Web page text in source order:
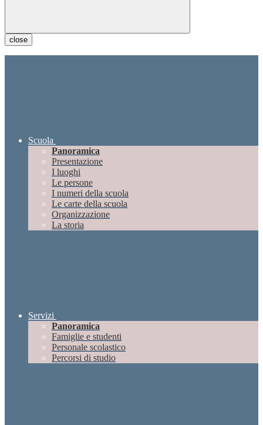
close
Scuola
Panoramica
Presentazione
I luoghi
Le persone
I numeri della scuola
Le carte della scuola
Organizzazione
La storia
Servizi
Panoramica
Famiglie e studenti
Personale scolastico
Percorsi di studio